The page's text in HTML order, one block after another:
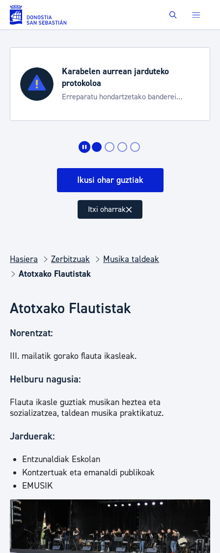
Eduki nagusira joan Buscar
Karabelen aurrean jarduteko
protokoloa
Erreparatu hondartzetako banderei
Ikusi ohar guztiak
Itxi oharrak
Hasiera Zerbitzuak
Musika taldeak
Atotxako Flautistak
Atotxako Flautistak
Norentzat:
III. mailatik gorako flauta ikasleak.
Helburu nagusia:
Flauta ikasle guztiak musikan heztea eta
sozializatzea, taldean musika praktikatuz.
Jarduerak:
Entzunaldiak Eskolan
Kontzertuak eta emanaldi publikoak
EMUSIK